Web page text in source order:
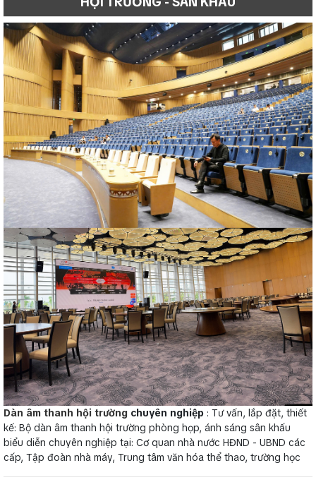
Dàn âm thanh hội trường chuyên nghiệp : Tư vấn, lắp đặt, thiết
kế: Bộ dàn âm thanh hội trường phòng họp, ánh sáng sân khấu
biểu diễn chuyên nghiệp tại: Cơ quan nhà nước HĐND - UBND các
cấp, Tập đoàn nhà máy, Trung tâm văn hóa thể thao, trường học